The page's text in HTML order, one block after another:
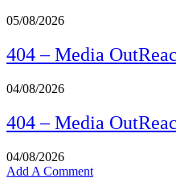
05/08/2026
404 – Media
04/08/2026
404 – Media
04/08/2026
Add A Comment